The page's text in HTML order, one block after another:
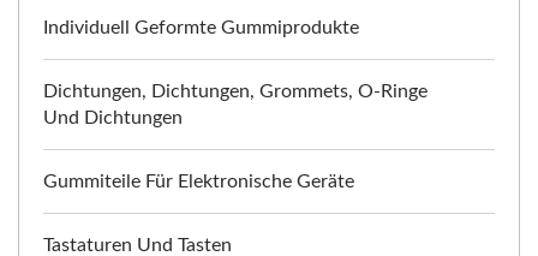
Individuell Geformte Gummiprodukte
Dichtungen, Dichtungen, Grommets, O-Ringe
Und Dichtungen
Gummiteile Für Elektronische Geräte
Tastaturen Und Tasten